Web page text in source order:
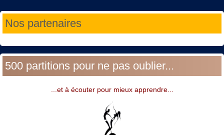
Nos partenaires
500 partitions pour ne pas oublier...
...et à écouter pour mieux apprendre...
Année
précédente
Mois
précédent
Année
suivante
Mois
suivant